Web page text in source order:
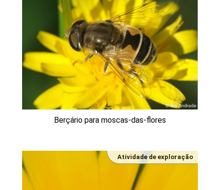
Berçário para moscas-das-flores
Atividade de exploração